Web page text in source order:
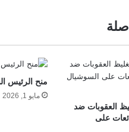
العقوبات ضد
على
منح الرئيس
مايو 1, 2026